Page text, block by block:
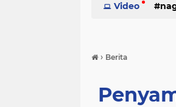
Video
› Berita